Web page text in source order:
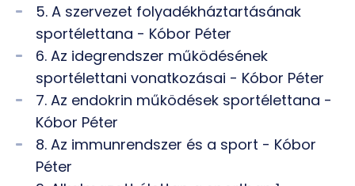
5. A szervezet folyadékháztartásának
sportélettana - Kóbor Péter
6. Az idegrendszer működésének
sportélettani vonatkozásai - Kóbor Péter
7. Az endokrin működések sportélettana -
Kóbor Péter
8. Az immunrendszer és a sport - Kóbor
Péter